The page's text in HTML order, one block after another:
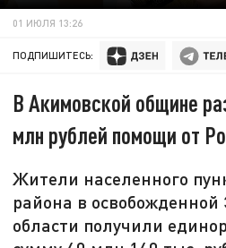
01 ИЮЛЯ 13:26
ПОДПИШИТЕСЬ:
В Акимовской общине
млн рублей помощи от
Жители населенного
района в освобожденной
области получили